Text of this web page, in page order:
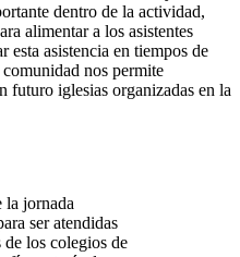
dentro de la actividad,
alimentar a los asistentes
esta asistencia en tiempos de
nos permite
futuro iglesias organizadas en la
la jornada
ser atendidas
de los colegios de